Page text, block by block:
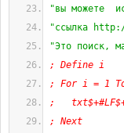
"вы можете
"ссылка
"Это поиск,
; Define i
; For i = 1
;
; Next